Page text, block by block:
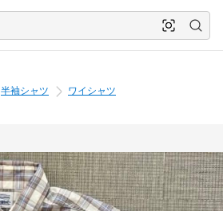
半袖シャツ ワイシャツ